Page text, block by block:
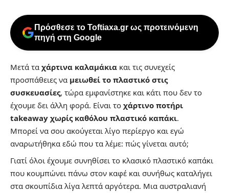
Πρόσθεσε το Toftiaxa.gr ως προτεινόμενη
πηγή στη Google
Μετά τα χάρτινα καλαμάκια και τις συνεχείς
προσπάθειες να μειωθεί το πλαστικό στις
συσκευασίες, τώρα εμφανίστηκε και κάτι που δεν το
έχουμε δει άλλη φορά. Είναι το χάρτινο ποτήρι
takeaway χωρίς καθόλου πλαστικό καπάκι.
Μπορεί να σου ακούγεται λίγο περίεργο και εγώ
αναρωτήθηκα εδώ που τα λέμε: πώς γίνεται αυτό;
Γιατί όλοι έχουμε συνηθίσει το κλασικό πλαστικό καπάκι
που κουμπώνει πάνω στον καφέ και συνήθως καταλήγει
στα σκουπίδια λίγα λεπτά αργότερα. Μια αυστραλιανή